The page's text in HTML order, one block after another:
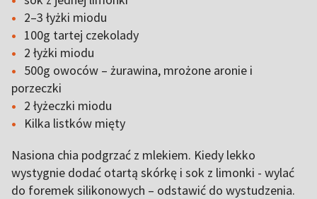
2–3 łyżki miodu
100g tartej czekolady
2 łyżki miodu
500g owoców – żurawina, mrożone aronie i
porzeczki
2 łyżeczki miodu
Kilka listków mięty
Nasiona chia podgrzać z mlekiem. Kiedy lekko
wystygnie dodać otartą skórkę i sok z limonki - wylać
do foremek silikonowych – odstawić do wystudzenia.